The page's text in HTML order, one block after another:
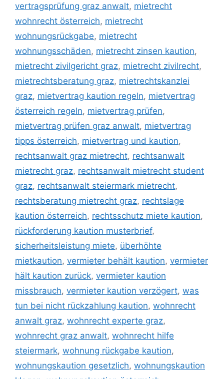
vertragsprüfung graz anwalt, mietrecht
wohnrecht österreich, mietrecht
wohnungsrückgabe, mietrecht
wohnungsschäden, mietrecht zinsen kaution,
mietrecht zivilgericht graz, mietrecht zivilrecht,
mietrechtsberatung graz, mietrechtskanzlei
graz, mietvertrag kaution regeln, mietvertrag
österreich regeln, mietvertrag prüfen,
mietvertrag prüfen graz anwalt, mietvertrag
tipps österreich, mietvertrag und kaution,
rechtsanwalt graz mietrecht, rechtsanwalt
mietrecht graz, rechtsanwalt mietrecht student
graz, rechtsanwalt steiermark mietrecht,
rechtsberatung mietrecht graz, rechtslage
kaution österreich, rechtsschutz miete kaution,
rückforderung kaution musterbrief,
sicherheitsleistung miete, überhöhte
mietkaution, vermieter behält kaution, vermieter
hält kaution zurück, vermieter kaution
missbrauch, vermieter kaution verzögert, was
tun bei nicht rückzahlung kaution, wohnrecht
anwalt graz, wohnrecht experte graz,
wohnrecht graz anwalt, wohnrecht hilfe
steiermark, wohnung rückgabe kaution,
wohnungskaution gesetzlich, wohnungskaution